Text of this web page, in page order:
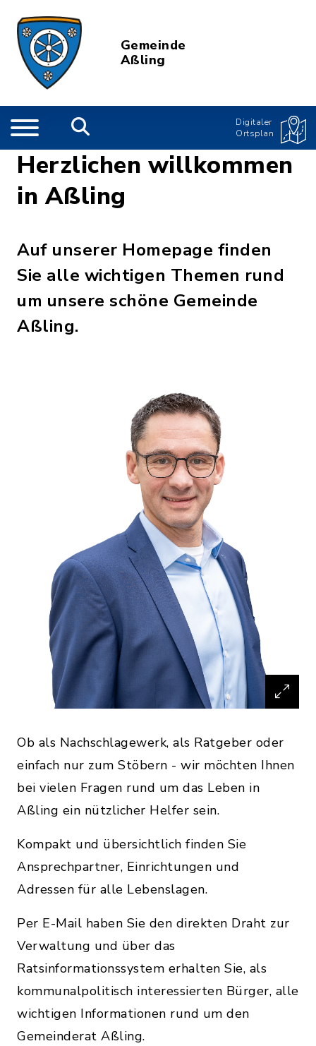
Gemeinde
Aßling
Digitaler
Ortsplan
Herzlichen willkommen
in Aßling
Auf unserer Homepage finden
Sie alle wichtigen Themen rund
um unsere schöne Gemeinde
Aßling.
Ob als Nachschlagewerk, als Ratgeber oder
einfach nur zum Stöbern - wir möchten Ihnen
bei vielen Fragen rund um das Leben in
Aßling ein nützlicher Helfer sein.
Kompakt und übersichtlich finden Sie
Ansprechpartner, Einrichtungen und
Adressen für alle Lebenslagen.
Per E-Mail haben Sie den direkten Draht zur
Verwaltung und über das
Ratsinformationssystem erhalten Sie, als
kommunalpolitisch interessierten Bürger, alle
wichtigen Informationen rund um den
Gemeinderat Aßling.